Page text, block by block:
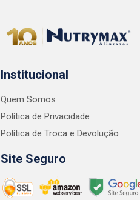
Institucional
Quem Somos
Política de Privacidade
Política de Troca e Devolução
Site Seguro